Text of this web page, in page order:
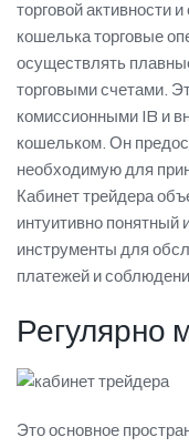
торговой активности
кошелька торговые
осуществлять
торговыми счетами.
комиссионными IB и
кошельком. Он
необходимую для
Кабинет трейдера
интуитивно понятный
инструменты для
платежей и
Регулярно
Это основное